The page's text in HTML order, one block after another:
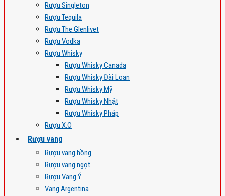
Rượu Singleton
Rượu Tequila
Rượu The Glenlivet
Rượu Vodka
Rượu Whisky
Rượu Whisky Canada
Rượu Whisky Đài Loan
Rượu Whisky Mỹ
Rượu Whisky Nhật
Rượu Whisky Pháp
Rượu X.O
Rượu vang
Rượu vang hồng
Rượu vang ngọt
Rượu Vang Ý
Vang Argentina